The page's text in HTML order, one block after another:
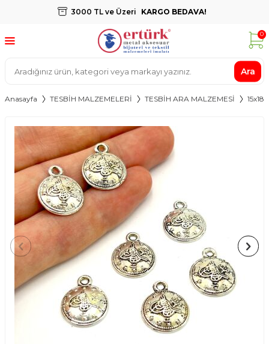
3000 TL ve Üzeri KARGO BEDAVA!
Ara
0
Anasayfa TESBİH MALZEMELERİ TESBİH ARA MALZEMESİ